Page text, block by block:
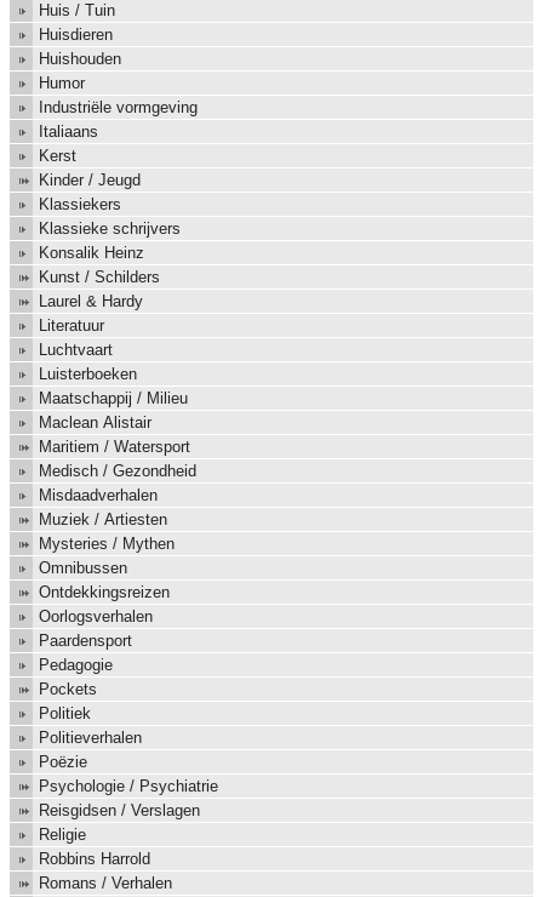
Huis / Tuin
Huisdieren
Huishouden
Humor
Industriële vormgeving
Italiaans
Kerst
Kinder / Jeugd
Klassiekers
Klassieke schrijvers
Konsalik Heinz
Kunst / Schilders
Laurel & Hardy
Literatuur
Luchtvaart
Luisterboeken
Maatschappij / Milieu
Maclean Alistair
Maritiem / Watersport
Medisch / Gezondheid
Misdaadverhalen
Muziek / Artiesten
Mysteries / Mythen
Omnibussen
Ontdekkingsreizen
Oorlogsverhalen
Paardensport
Pedagogie
Pockets
Politiek
Politieverhalen
Poëzie
Psychologie / Psychiatrie
Reisgidsen / Verslagen
Religie
Robbins Harrold
Romans / Verhalen